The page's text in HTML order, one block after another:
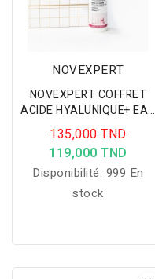
NOVEXPERT
NOVEXPERT COFFRET
ACIDE HYALUNIQUE+ EAU
MICELLAIRE
135,000 TND
119,000 TND
Disponibilité: 999 En
stock